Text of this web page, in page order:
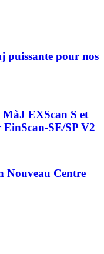
puissante pour nos
EXScan S et
SE/SP V2
Nouveau Centre